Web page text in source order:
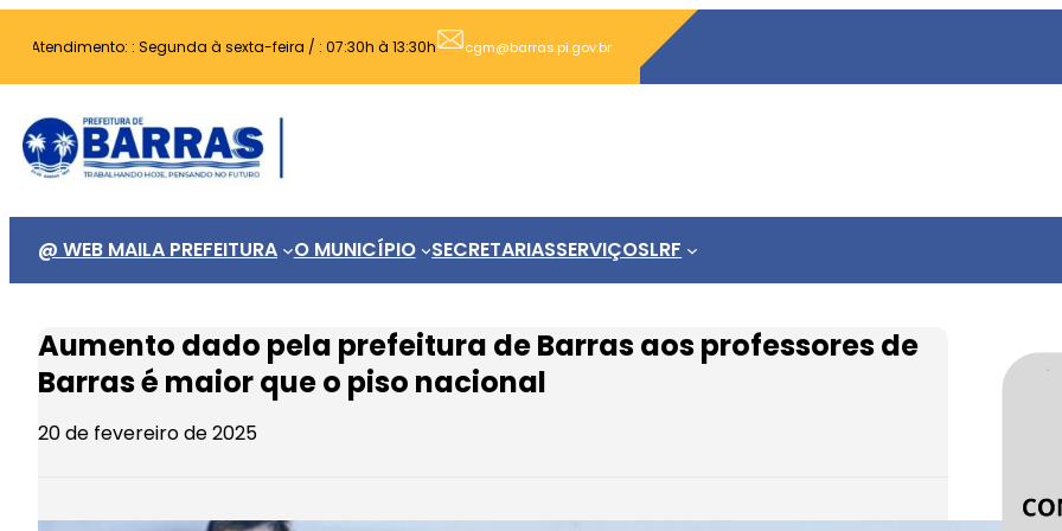
para
o
Atendimento: : Segunda à sexta-feira / : 07:30h à 13:30h cgm@barras.pi.gov.br
@ WEB MAILA PREFEITURA O MUNICÍPIO SECRETARIASSERVIÇOSLRF
Aumento dado pela prefeitura de Barras aos professores de
Barras é maior que o piso nacional
20 de fevereiro de 2025